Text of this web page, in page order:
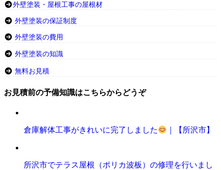
外壁塗装・屋根工事の屋根材
外壁塗装の保証制度
外壁塗装の費用
外壁塗装の知識
無料お見積
お見積前の予備知識はこちらからどうぞ
倉庫解体工事がきれいに完了しました ｜【所沢市】
所沢市でテラス屋根（ポリカ波板）の修理を行いまし